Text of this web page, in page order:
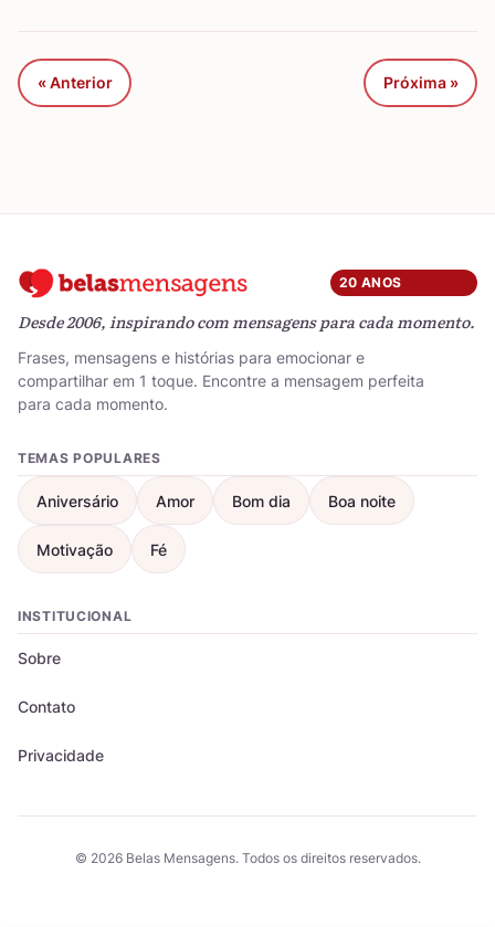
« Anterior Próxima »
20 ANOS
Desde 2006, inspirando com mensagens para cada momento.
Frases, mensagens e histórias para emocionar e
compartilhar em 1 toque. Encontre a mensagem perfeita
para cada momento.
TEMAS POPULARES
Aniversário Amor Bom dia Boa noite
Motivação Fé
INSTITUCIONAL
Sobre
Contato
Privacidade
© 2026 Belas Mensagens. Todos os direitos reservados.